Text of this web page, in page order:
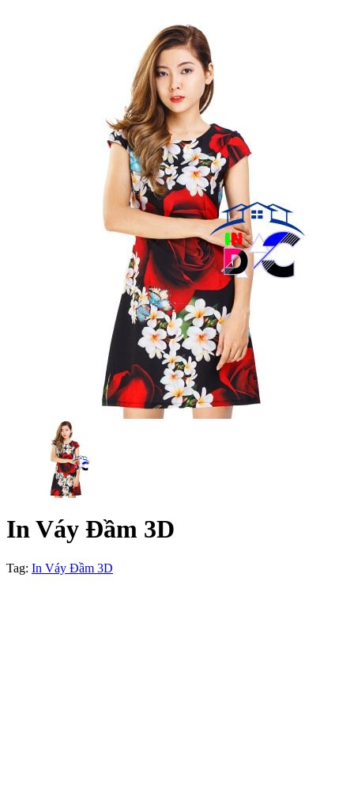
In Váy Đầm 3D
Tag: In Váy Đầm 3D